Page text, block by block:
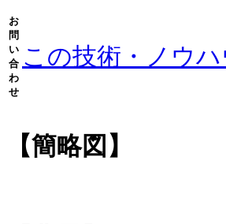
お
問
い
合
わ
せ
この技術・ノウ
【簡略図】